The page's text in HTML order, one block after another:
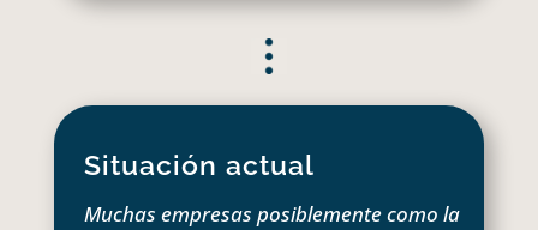
Situación actual
Muchas empresas posiblemente como la